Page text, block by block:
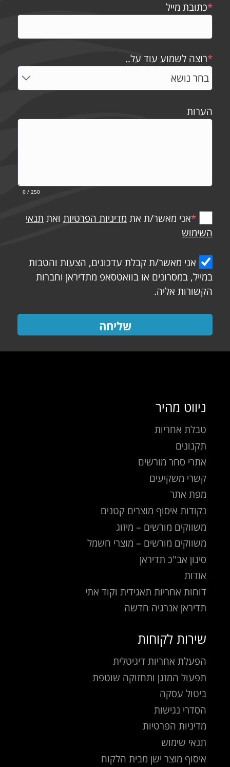
*כתובת מייל
*רוצה לשמוע עוד על..
הערות
0 / 250
*אני מאשר/ת את מדיניות הפרטיות ואת תנאי
השימוש
אני מאשר/ת קבלת עדכונים, הצעות והטבות
במייל, במסרונים או בוואטסאפ מתדיראן וחברות
הקשורות אליה.
שליחה
ניווט מהיר
טבלת אחריות
תקנונים
אתרי סחר מורשים
קשרי משקיעים
מפת אתר
נקודות איסוף מוצרים קטנים
משווקים מורשים – מיזוג
משווקים מורשים – מוצרי חשמל
סינון אב"כ תדיראן
אודות
דוחות אחריות תאגידית וקוד אתי
תדיראן אנרגיה חדשה
שירות לקוחות
הפעלת אחריות דיגיטלית
תפעול המזגן ותחזוקה שוטפת
ביטול עסקה
הסדרי נגישות
מדיניות הפרטיות
תנאי שימוש
איסוף מוצר ישן מבית הלקוח